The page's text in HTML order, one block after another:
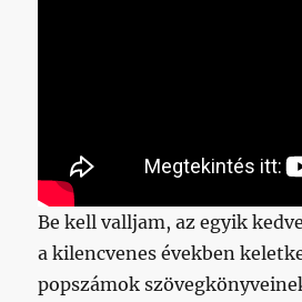
Be kell valljam, az egyik
a kilencvenes években
popszámok